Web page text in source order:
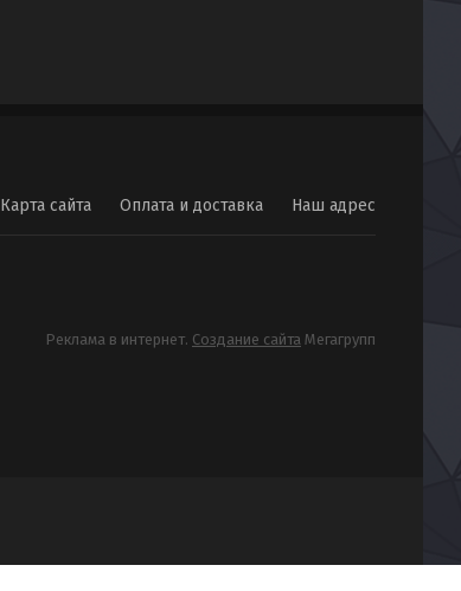
Карта сайта Оплата и доставка Наш адрес
Реклама в интернет. Создание сайта Мегагрупп